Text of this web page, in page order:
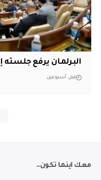
البرلمان يرفع جلسته
قبل أسبوعين
معك اينما تكون..